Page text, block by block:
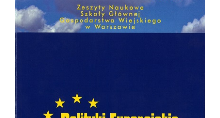
Sidebar